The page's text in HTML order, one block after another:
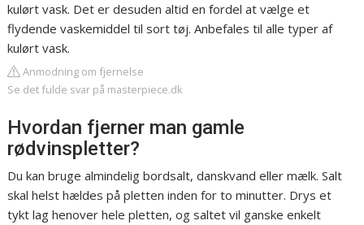
kulørt vask. Det er desuden altid en fordel at vælge et
flydende vaskemiddel til sort tøj. Anbefales til alle typer af
kulørt vask.
Anmodning om fjernelse
Se det fulde svar på masterpiece.dk
Hvordan fjerner man gamle
rødvinspletter?
Du kan bruge almindelig bordsalt, danskvand eller mælk. Salt
skal helst hældes på pletten inden for to minutter. Drys et
tykt lag henover hele pletten, og saltet vil ganske enkelt